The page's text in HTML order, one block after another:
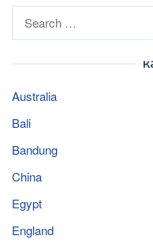
for:
Australia
Bali
Bandung
China
Egypt
England